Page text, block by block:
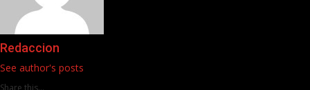
Redaccion
See author's posts